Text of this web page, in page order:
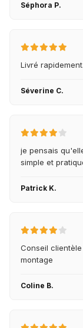
Séphora P.
Livré
Séverine C.
je pensais
simple et
Patrick K.
Conseil
montage
Coline B.